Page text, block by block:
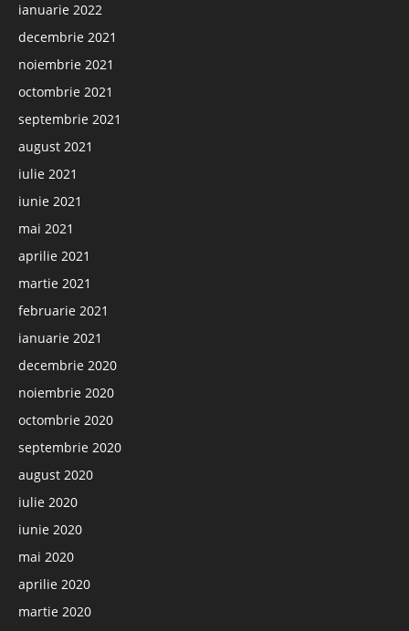
ianuarie 2022
decembrie 2021
noiembrie 2021
octombrie 2021
septembrie 2021
august 2021
iulie 2021
iunie 2021
mai 2021
aprilie 2021
martie 2021
februarie 2021
ianuarie 2021
decembrie 2020
noiembrie 2020
octombrie 2020
septembrie 2020
august 2020
iulie 2020
iunie 2020
mai 2020
aprilie 2020
martie 2020